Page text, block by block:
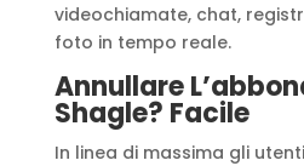
videochiamate, chat,
foto in tempo reale.
Annullare
Shagle? Facile
In linea di massima gli